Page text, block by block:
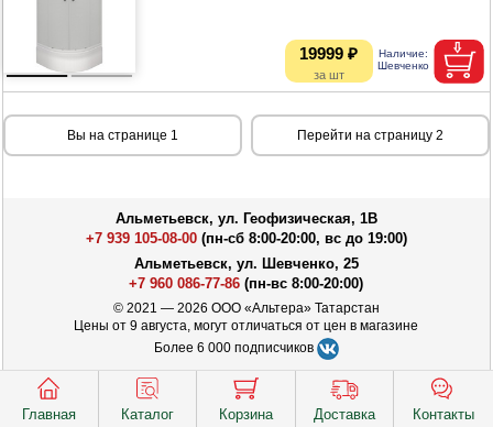
Главная Каталог Корзина Доставка Контакты
19999 ₽
Вы на странице 1 Перейти на страницу 2
Альметьевск, ул. Геофизическая, 1В
+7 939 105-08-00(пн-сб 8:00-20:00, вс до 19:00)
Альметьевск, ул. Шевченко, 25
+7 960 086-77-86 (пн-вс 8:00-20:00)
© 2021 — 2026 ООО «Альтера» Татарстан
Цены от 9 августа, могут отличаться от цен в магазине
Более 6 000 подписчиков